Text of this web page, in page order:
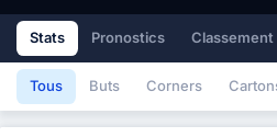
Stats Pronostics Classement
Tous Buts Corners